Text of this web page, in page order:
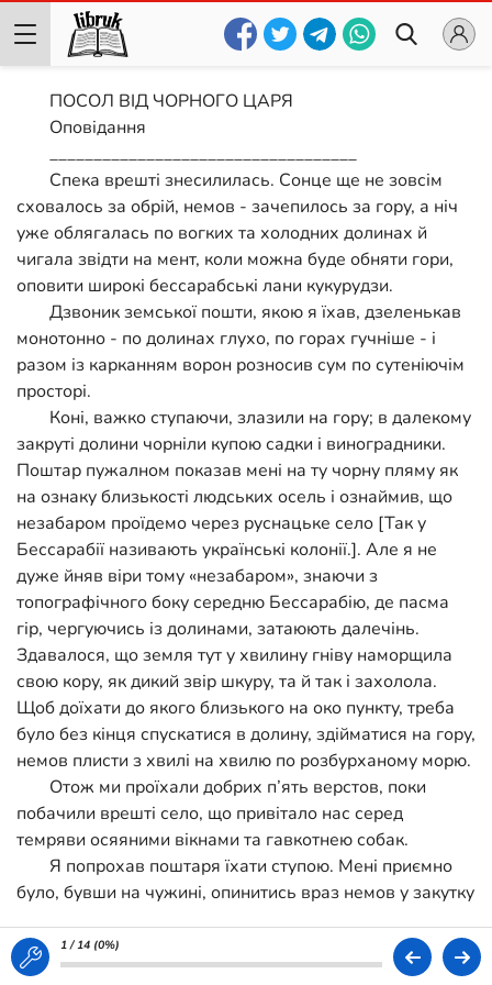
ПОСОЛ ВІД ЧОРНОГО ЦАРЯ
Оповідання
___________________________________
Спека врешті знесилилась. Сонце ще не зовсім
сховалось за обрій, немов - зачепилось за гору, а ніч
уже облягалась по вогких та холодних долинах й
чигала звідти на мент, коли можна буде обняти гори,
оповити широкі бессарабські лани кукурудзи.
Дзвоник земської пошти, якою я їхав, дзеленькав
монотонно - по долинах глухо, по горах гучніше - і
разом із карканням ворон розносив сум по сутеніючім
просторі.
Коні, важко ступаючи, злазили на гору; в далекому
закруті долини чорніли купою садки і виноградники.
Поштар пужалном показав мені на ту чорну пляму як
на ознаку близькості людських осель і ознаймив, що
незабаром проїдемо через руснацьке село [Так у
Бессарабії називають українські колонії.]. Але я не
дуже йняв віри тому «незабаром», знаючи з
топографічного боку середню Бессарабію, де пасма
гір, чергуючись із долинами, затаюють далечінь.
Здавалося, що земля тут у хвилину гніву наморщила
свою кору, як дикий звір шкуру, та й так і захолола.
Щоб доїхати до якого близького на око пункту, треба
було без кінця спускатися в долину, здійматися на гору,
немов плисти з хвилі на хвилю по розбурханому морю.
Отож ми проїхали добрих п’ять верстов, поки
побачили врешті село, що привітало нас серед
темряви осяяними вікнами та гавкотнею собак.
Я попрохав поштаря їхати ступою. Мені приємно
було, бувши на чужині, опинитись враз немов у закутку
гутірки; мені не хотілося швидко розлучатися з тим, що
війнуло просто в душу якимсь близьким, рідним
1 / 14 (0%)